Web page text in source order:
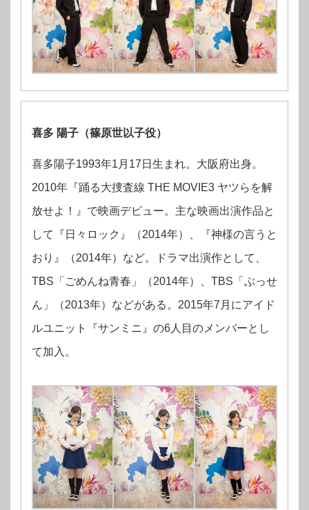
喜多 陽子（篠原世以子役）
喜多陽子1993年1月17日生まれ。大阪府出身。
2010年『踊る大捜査線 THE MOVIE3 ヤツらを解
放せよ！』で映画デビュー。主な映画出演作品と
して『日々ロック』（2014年）、『神様の言うと
おり』（2014年）など。ドラマ出演作として、
TBS「ごめんね青春」（2014年）、TBS「ぶっせ
ん」（2013年）などがある。2015年7月にアイド
ルユニット『サンミニ』の6人目のメンバーとし
て加入。